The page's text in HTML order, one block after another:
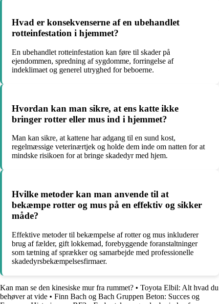
Hvad er konsekvenserne af en ubehandlet
rotteinfestation i hjemmet?
En ubehandlet rotteinfestation kan føre til skader på
ejendommen, spredning af sygdomme, forringelse af
indeklimaet og generel utryghed for beboerne.
Hvordan kan man sikre, at ens katte ikke
bringer rotter eller mus ind i hjemmet?
Man kan sikre, at kattene har adgang til en sund kost,
regelmæssige veterinærtjek og holde dem inde om natten for at
mindske risikoen for at bringe skadedyr med hjem.
Hvilke metoder kan man anvende til at
bekæmpe rotter og mus på en effektiv og sikker
måde?
Effektive metoder til bekæmpelse af rotter og mus inkluderer
brug af fælder, gift lokkemad, forebyggende foranstaltninger
som tætning af sprækker og samarbejde med professionelle
skadedyrsbekæmpelsesfirmaer.
Kan man se den kinesiske mur fra rummet? • Toyota Elbil: Alt hvad du
behøver at vide • Finn Bach og Bach Gruppen Beton: Succes og